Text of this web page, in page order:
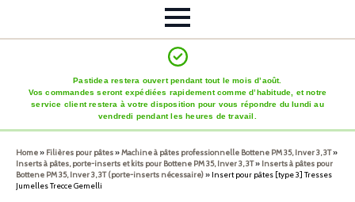
Pastidea restera ouvert pendant tout le mois d’août.
Vos commandes seront expédiées rapidement comme d’habitude, et notre
service client restera à votre disposition pour vous répondre du lundi au
vendredi pendant les heures de travail.
Home» Filières pour pâtes»Machine à pâtes professionnelle Bottene PM 35, Inver 3, 3T»
Inserts à pâtes, porte-inserts et kits pour Bottene PM 35, Inver 3, 3T» Inserts à pâtes pour
Bottene PM 35, Inver 3, 3T (porte-inserts nécessaire)» Insert pour pâtes [type 3] Tresses
Jumelles Trecce Gemelli